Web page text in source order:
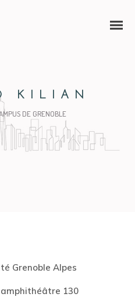
KILIAN
DE GRENOBLE
Grenoble Alpes
amphithéâtre 130